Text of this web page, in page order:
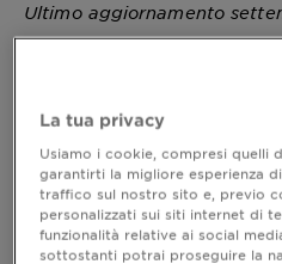
Ultimo aggiornamento
sono uno strumento col
sicuramente latinta
cambiare il colore naturale
ravvivarne la lucentezza,
bianchi. Tra le varie tonalità
anche latinta nera , per
scuri della notte.
La tua privacy
Usiamo i cookie, compresi quelli
garantirti la migliore esperienza
traffico sul nostro sito e, previo
personalizzati sui siti internet di
funzionalità relative ai social
sottostanti potrai proseguire la